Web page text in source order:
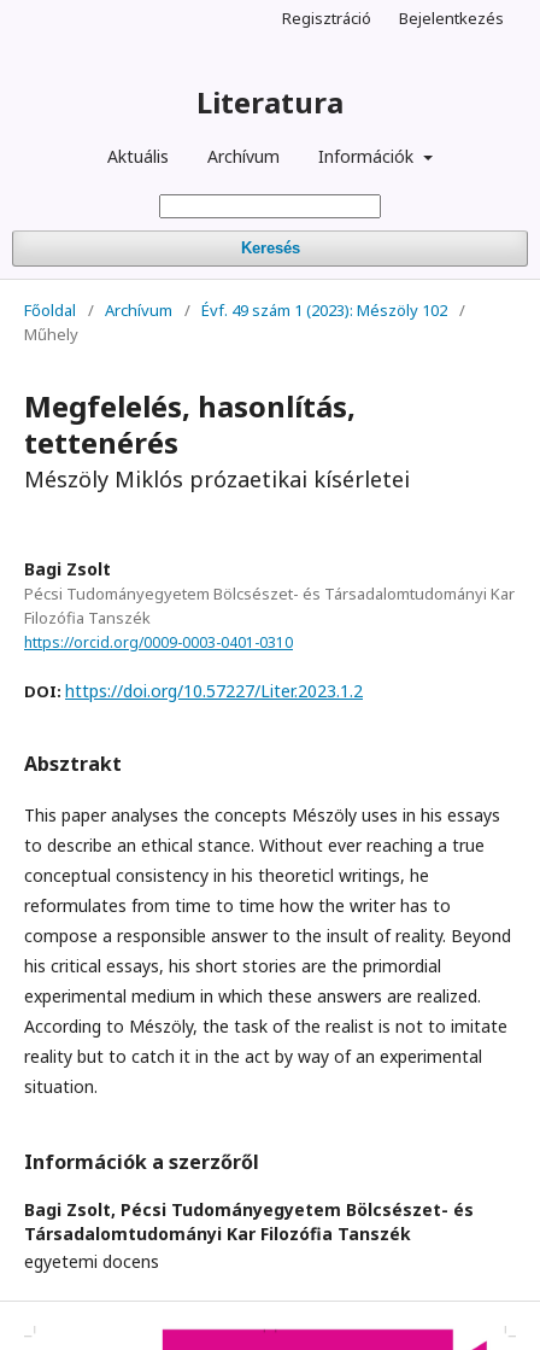
Literatura
Aktuális Archívum Információk
Keresés
Regisztráció Bejelentkezés
Főoldal / Archívum / Évf. 49 szám 1 (2023): Mészöly 102 /
Műhely
Megfelelés, hasonlítás,
tettenérés
Mészöly Miklós prózaetikai kísérletei
Bagi Zsolt
Pécsi Tudományegyetem Bölcsészet- és Társadalomtudományi Kar
Filozófia Tanszék
https://orcid.org/0009-0003-0401-0310
DOI: https://doi.org/10.57227/Liter.2023.1.2
Absztrakt
This paper analyses the concepts Mészöly uses in his essays
to describe an ethical stance. Without ever reaching a true
conceptual consistency in his theoreticl writings, he
reformulates from time to time how the writer has to
compose a responsible answer to the insult of reality. Beyond
his critical essays, his short stories are the primordial
experimental medium in which these answers are realized.
According to Mészöly, the task of the realist is not to imitate
reality but to catch it in the act by way of an experimental
situation.
Információk a szerzőről
Bagi Zsolt, Pécsi Tudományegyetem Bölcsészet- és
Társadalomtudományi Kar Filozófia Tanszék
egyetemi docens